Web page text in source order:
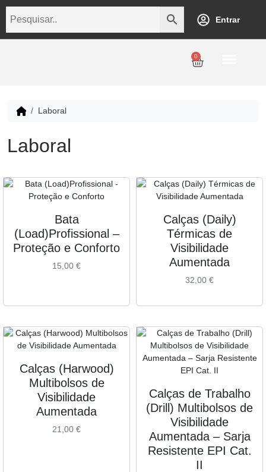
Entrar
0
Laboral
Laboral
Bata
(Load)Profissional –
Proteção e Conforto
15,00 €
Calças (Daily)
Térmicas de
Visibilidade
Aumentada
32,00 €
Calças (Harwood)
Multibolsos de
Visibilidade
Aumentada
21,00 €
Calças de Trabalho
(Drill) Multibolsos de
Visibilidade
Aumentada – Sarja
Resistente EPI Cat.
II